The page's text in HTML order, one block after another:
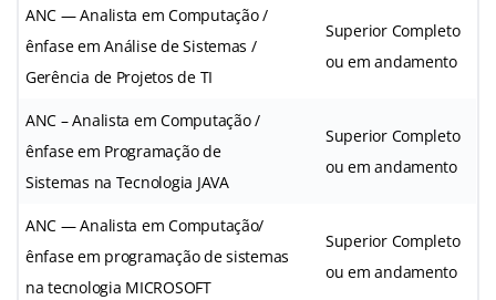
ANC — Analista em Computação /
ênfase em Análise de Sistemas /
Gerência de Projetos de TI
Superior Completo
ou em andamento
ANC – Analista em Computação /
ênfase em Programação de
Sistemas na Tecnologia JAVA
Superior Completo
ou em andamento
ANC — Analista em Computação/
ênfase em programação de sistemas
na tecnologia MICROSOFT
Superior Completo
ou em andamento